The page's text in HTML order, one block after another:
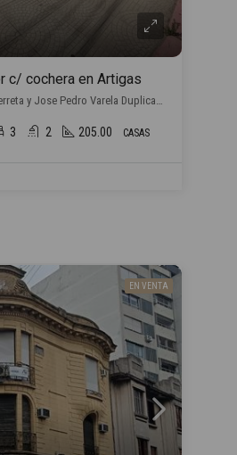
c/ cochera en Artigas
Presidente Tomas Berreta y Jose Pedro Varela Duplicado, , Artigas
3 2 205.00 CASAS
EN VENTA